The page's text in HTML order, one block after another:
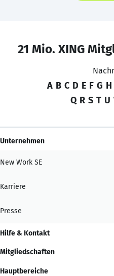
21 Mio. XING
A B C D E F G H
Q R S T U
Unternehmen
New Work SE
Karriere
Presse
Hilfe & Kontakt
Mitgliedschaften
Hauptbereiche